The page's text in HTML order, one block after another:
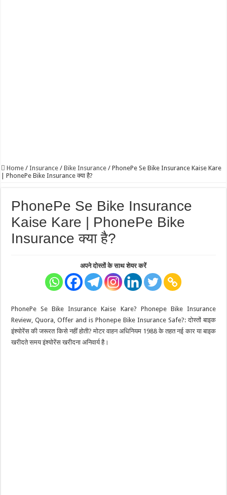
Home / Insurance / Bike Insurance / PhonePe Se Bike Insurance Kaise Kare
| PhonePe Bike Insurance क्या है?
PhonePe Se Bike Insurance
Kaise Kare | PhonePe Bike
Insurance क्या है?
अपने दोस्तों के साथ शेयर करें
PhonePe Se Bike Insurance Kaise Kare? Phonepe Bike Insurance
Review, Quora, Offer and is Phonepe Bike Insurance Safe?: दोस्तों बाइक
इंश्योरेंस की जरूरत किसे नहीं होती? मोटर वाहन अधिनियम 1988 के तहत नई कार या बाइक
खरीदते समय इंश्योरेंस खरीदना अनिवार्य है।